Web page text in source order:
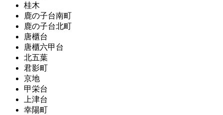
桂木
鹿の子台南町
鹿の子台北町
唐櫃台
唐櫃六甲台
北五葉
君影町
京地
甲栄台
上津台
幸陽町